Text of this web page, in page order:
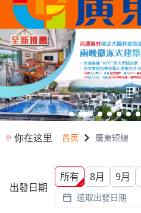
你在这里 首页 廣東短線
出發日期
所有 8月 9月
選取出發日期